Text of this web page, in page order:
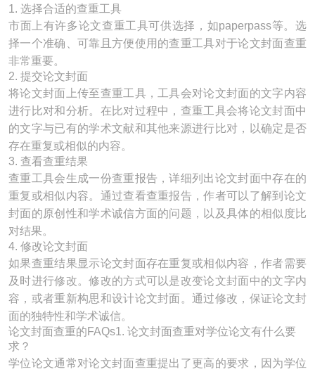
1. 选择合适的查重工具
市面上有许多论文查重工具可供选择，如paperpass等。选
择一个准确、可靠且方便使用的查重工具对于论文封面查重
非常重要。
2. 提交论文封面
将论文封面上传至查重工具，工具会对论文封面的文字内容
进行比对和分析。在比对过程中，查重工具会将论文封面中
的文字与已有的学术文献和其他来源进行比对，以确定是否
存在重复或相似的内容。
3. 查看查重结果
查重工具会生成一份查重报告，详细列出论文封面中存在的
重复或相似内容。通过查看查重报告，作者可以了解到论文
封面的原创性和学术诚信方面的问题，以及具体的相似度比
对结果。
4. 修改论文封面
如果查重结果显示论文封面存在重复或相似内容，作者需要
及时进行修改。修改的方式可以是改变论文封面中的文字内
容，或者重新构思和设计论文封面。通过修改，保证论文封
面的独特性和学术诚信。
论文封面查重的FAQs1. 论文封面查重对学位论文有什么要
求？
学位论文通常对论文封面查重提出了更高的要求，因为学位